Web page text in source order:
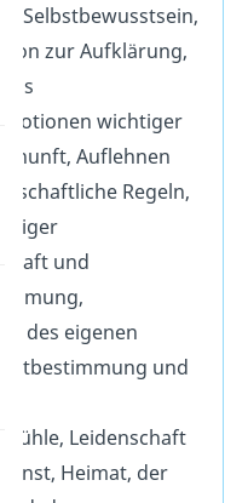
Selbstbewusstsein,
zur Aufklärung,
Emotionen wichtiger
Auflehnen
Regeln,
und
des eigenen
und
Leidenschaft
Heimat, der